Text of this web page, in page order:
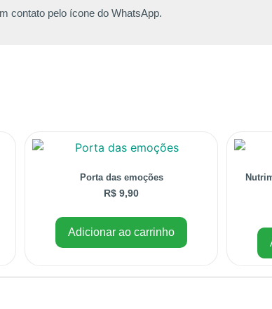
contato pelo ícone do WhatsApp.
Porta das emoções
R$ 9,90
Adicionar ao carrinho